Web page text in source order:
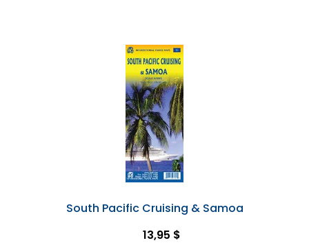
South Pacific Cruising & Samoa
13,95 $